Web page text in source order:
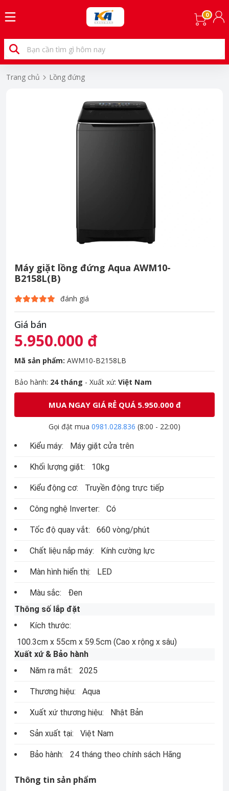
0
Trang chủ Lồng đứng
Máy giặt lồng đứng Aqua AWM10-
B2158L(B)
đánh giá
Giá bán
5.950.000 đ
Mã sản phẩm: AWM10-B2158LB
Bảo hành: 24 tháng - Xuất xứ: Việt Nam
MUA NGAY GIÁ RẺ QUÁ 5.950.000 đ
Gọi đặt mua 0981.028.836 (8:00 - 22:00)
Kiểu máy:
Máy giặt cửa trên
Khối lượng giặt: 10kg
Kiểu động cơ: Truyền động trực tiếp
Công nghệ Inverter: Có
Tốc độ quay vắt: 660 vòng/phút
Chất liệu nắp máy: Kính cường lực
Màn hình hiển thị: LED
Màu sắc:
Đen
Thông số lắp đặt
Kích thước:
100.3cm x 55cm x 59.5cm (Cao x rộng x sâu)
Xuất xứ & Bảo hành
Năm ra mắt:
2025
Thương hiệu: Aqua
Xuất xứ thương hiệu: Nhật Bản
Sản xuất tại: Việt Nam
Bảo hành: 24 tháng theo chính sách Hãng
Thông tin sản phẩm